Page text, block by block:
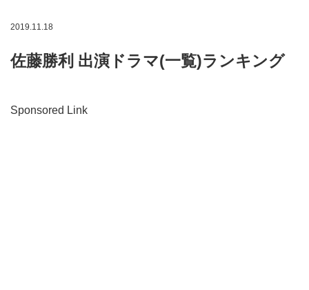
2019.11.18
佐藤勝利 出演ドラマ(一覧)ランキング
Sponsored Link